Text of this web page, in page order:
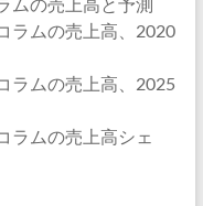
ムの売上高、2020
ムの売上高、2025
ムの売上高シェ